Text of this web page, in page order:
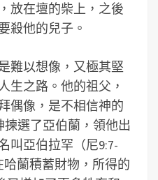
放在壇的柴上，之後
殺他的兒子。
難以想像，又極其堅
生之路。他的祖父，
偶像，是不相信神的
揀選了亞伯蘭，領他出
叫亞伯拉罕（尼9:7-
蘭積蓄財物，所得的